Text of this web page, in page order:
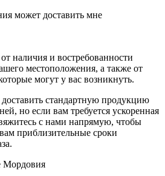
может доставить мне
наличия и востребованности
местоположения, а также от
могут у вас возникнуть.
стандартную продукцию
но если вам требуется ускоренная
с нами напрямую, чтобы
приблизительные сроки
Мордовия